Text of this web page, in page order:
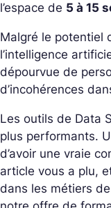
l’espace de 5 à 15
Malgré le potentiel
l’intelligence
dépourvue de
d’incohérences
Les outils de Data
plus performants.
d’avoir une vraie
article vous a plu,
dans les métiers